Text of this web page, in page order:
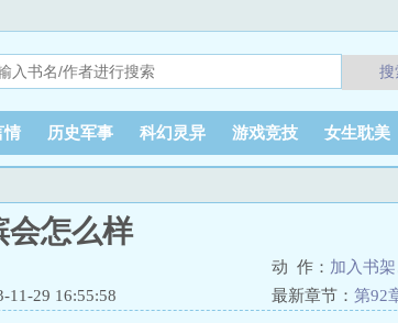
搜
情 历史军事 科幻灵异 游戏竞技 女生耽美
会怎么样
动 作： 加入书架
11-29 16:55:58
最新章节： 第92